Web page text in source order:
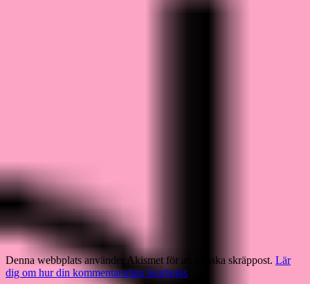
Denna webbplats använder Akismet för att minska skräppost. Lär
dig om hur din kommentarsdata bearbetas